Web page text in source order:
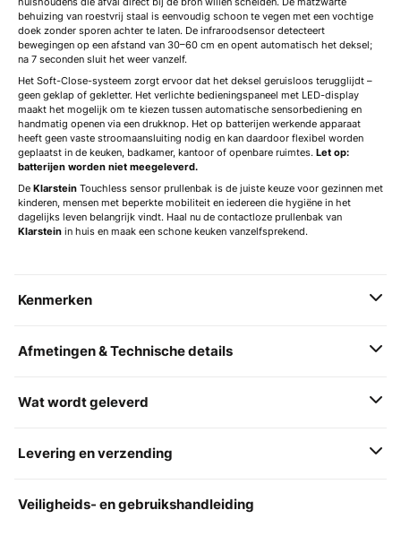
behuizing van roestvrij staal is eenvoudig schoon te vegen met een vochtige
doek zonder sporen achter te laten. De infraroodsensor detecteert
bewegingen op een afstand van 30–60 cm en opent automatisch het deksel;
na 7 seconden sluit het weer vanzelf.
Het Soft-Close-systeem zorgt ervoor dat het deksel geruisloos terugglijdt –
geen geklap of gekletter. Het verlichte bedieningspaneel met LED-display
maakt het mogelijk om te kiezen tussen automatische sensorbediening en
handmatig openen via een drukknop. Het op batterijen werkende apparaat
heeft geen vaste stroomaansluiting nodig en kan daardoor flexibel worden
geplaatst in de keuken, badkamer, kantoor of openbare ruimtes. Let op:
batterijen worden niet meegeleverd.
De Klarstein Touchless sensor prullenbak is de juiste keuze voor gezinnen met
kinderen, mensen met beperkte mobiliteit en iedereen die hygiëne in het
dagelijks leven belangrijk vindt. Haal nu de contactloze prullenbak van
Klarstein in huis en maak een schone keuken vanzelfsprekend.
Kenmerken
Afmetingen & Technische details
Wat wordt geleverd
Levering en verzending
Veiligheids- en gebruikshandleiding